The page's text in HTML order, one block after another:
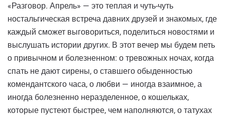
«Разговор. Апрель» — это теплая и чуть-чуть
ностальгическая встреча давних друзей и знакомых, где
каждый сможет выговориться, поделиться новостями и
выслушать истории других. В этот вечер мы будем петь
о привычном и болезненном: о тревожных ночах, когда
спать не дают сирены, о ставшего обыденностью
комендантского часа, о любви — иногда взаимное, а
иногда болезненно неразделенное, о кошельках,
которые пустеют быстрее, чем наполняются, о татухах